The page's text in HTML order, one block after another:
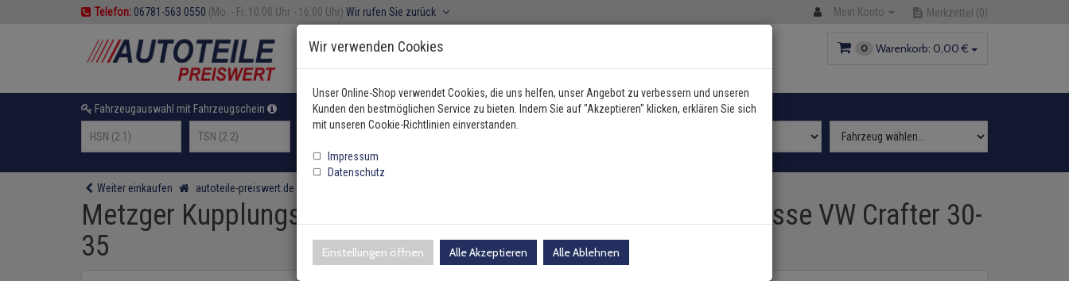
Telefon: 06781-563 0550 (Mo. - Fr. 10:00 Uhr - 16:00 Uhr) Wir rufen Sie zurück Mein Konto Merkzettel (0)
0 Warenkorb: 0,00 €
Fahrzeugauswahl mit Fahrzeugschein oder Fahrzeugtyp manuell wählen
Weiter einkaufen autoteile-preiswert.de
Metzger Kupplungsbetätigung Schalter Mercedes A B C E Klasse VW Crafter 30-
35
Wir verwenden Cookies
Unser Online-Shop verwendet Cookies, die uns helfen, unser Angebot zu verbessern und unseren
Kunden den bestmöglichen Service zu bieten. Indem Sie auf "Akzeptieren" klicken, erklären Sie sich
mit unseren Cookie-Richtlinien einverstanden.
Impressum
Datenschutz
Einstellungen öffnen Alle Akzeptieren Alle Ablehnen